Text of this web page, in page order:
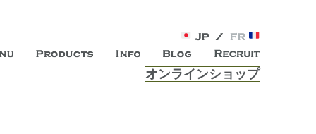
は、 内面から輝く美をトー
ープン。お客様のもつ「自らしい美しさ」を追求し、未来の
を提供する総合エステサロンです。
オンラインショップ